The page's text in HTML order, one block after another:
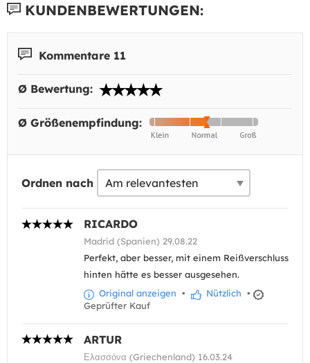
KUNDENBEWERTUNGEN:
Kommentare 11
Ø Bewertung:
Ø Größenempfindung:
Ordnen nach
RICARDO
Madrid (Spanien) 29.08.22
Perfekt, aber besser, mit einem Reißverschluss
hinten hätte es besser ausgesehen.
Original anzeigen • Nützlich •
Geprüfter Kauf
ARTUR
Ελασσόνα (Griechenland) 16.03.24